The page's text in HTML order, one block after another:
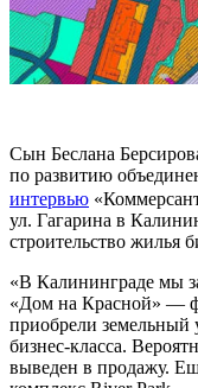
Сын Беслана
по развитию
интервью
ул. Гагарина в
строительство жилья
«В Калининграде мы
«Дом на Красной» —
приобрели земельный
бизнес-класса.
выведен в продажу.